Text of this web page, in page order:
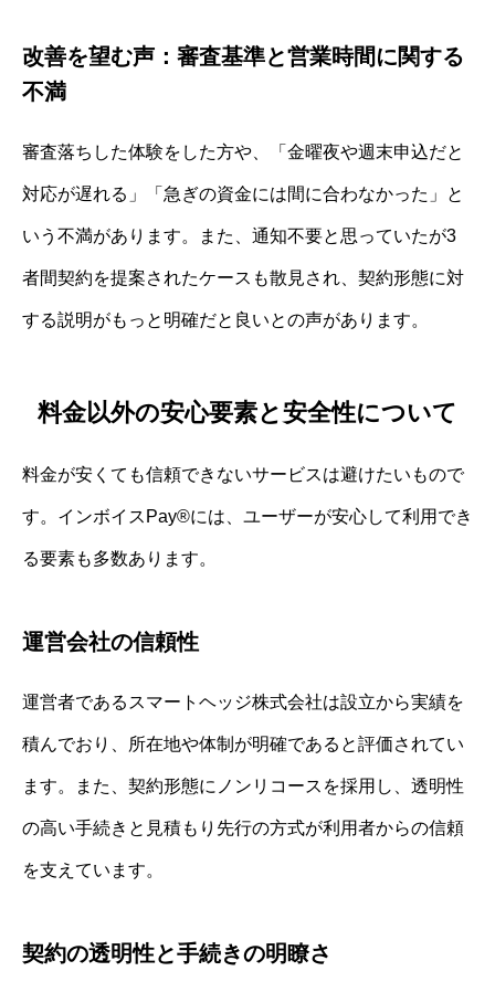
改善を望む声：審査基準と営業時間に関する
不満
審査落ちした体験をした方や、「金曜夜や週末申込だと
対応が遅れる」「急ぎの資金には間に合わなかった」と
いう不満があります。また、通知不要と思っていたが3
者間契約を提案されたケースも散見され、契約形態に対
する説明がもっと明確だと良いとの声があります。
料金以外の安心要素と安全性について
料金が安くても信頼できないサービスは避けたいもので
す。インボイスPay®には、ユーザーが安心して利用でき
る要素も多数あります。
運営会社の信頼性
運営者であるスマートヘッジ株式会社は設立から実績を
積んでおり、所在地や体制が明確であると評価されてい
ます。また、契約形態にノンリコースを採用し、透明性
の高い手続きと見積もり先行の方式が利用者からの信頼
を支えています。
契約の透明性と手続きの明瞭さ